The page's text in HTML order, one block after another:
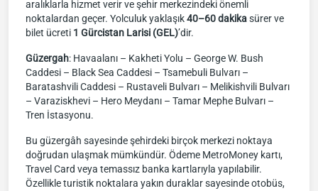
aralıklarla hizmet verir ve şehir merkezindeki önemli
noktalardan geçer. Yolculuk yaklaşık40–60 dakikasürer ve
bilet ücreti 1 Gürcistan Larisi (GEL)’dir.
Güzergah: Havaalanı – Kakheti Yolu – George W. Bush
Caddesi – Black Sea Caddesi – Tsamebuli Bulvarı –
Baratashvili Caddesi – Rustaveli Bulvarı – Melikishvili Bulvarı
– Varaziskhevi – Hero Meydanı – Tamar Mephe Bulvarı –
Tren İstasyonu.
Bu güzergâh sayesinde şehirdeki birçok merkezi noktaya
doğrudan ulaşmak mümkündür. Ödeme MetroMoney kartı,
Travel Card veya temassız banka kartlarıyla yapılabilir.
Özellikle turistik noktalara yakın duraklar sayesinde otobüs,